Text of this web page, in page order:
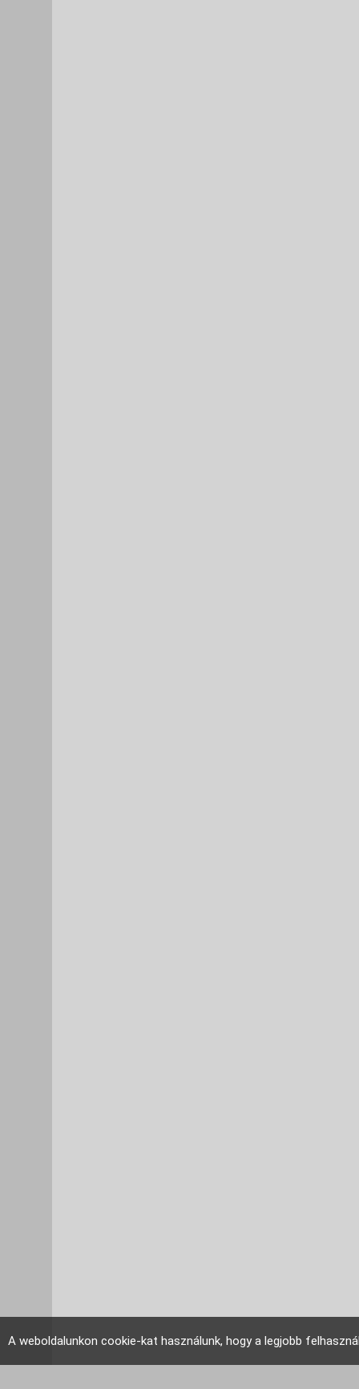
A weboldalunkon cookie-kat használunk, hogy a legjobb